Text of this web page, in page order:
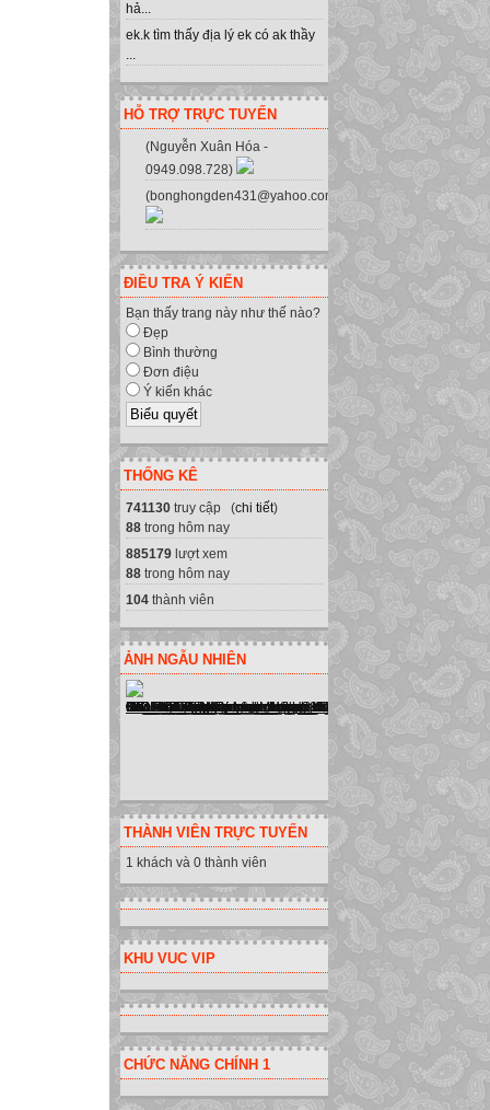
hả...
ek.k tìm thấy địa lý ek có ak thầy
...
HỖ TRỢ TRỰC TUYẾN
(Nguyễn Xuân Hóa -
0949.098.728)
(bonghongden431@yahoo.com.vn)
ĐIỀU TRA Ý KIẾN
Bạn thấy trang này như thế nào?
Đẹp
Bình thường
Đơn điệu
Ý kiến khác
THỐNG KÊ
741130 truy cập (chi tiết)
88 trong hôm nay
885179 lượt xem
88 trong hôm nay
104 thành viên
ẢNH NGẪU NHIÊN
THÀNH VIÊN TRỰC TUYẾN
1 khách và 0 thành viên
KHU VUC VIP
CHỨC NĂNG CHÍNH 1